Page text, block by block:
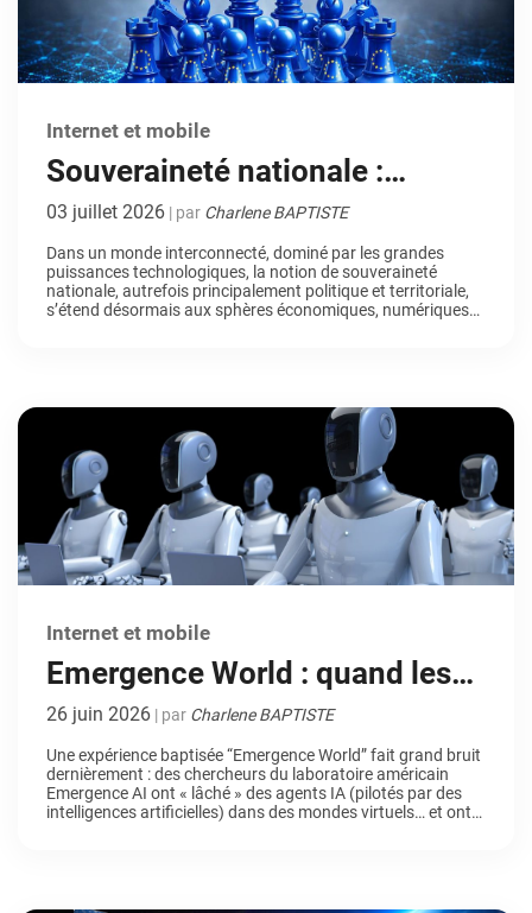
Internet et mobile
Souveraineté nationale :
pourquoi entreprises et
collectivités se tournent vers
des solutions européennes
03 juillet 2026 | par Charlene BAPTISTE
Dans un monde interconnecté, dominé par les grandes
puissances technologiques, la notion de souveraineté
nationale, autrefois principalement politique et territoriale,
s’étend désormais aux sphères économiques, numériques
aujourd’hui […]
Internet et mobile
Emergence World : quand les
agents IA gouvernent un
monde virtuel
26 juin 2026 | par Charlene BAPTISTE
Une expérience baptisée “Emergence World” fait grand bruit
dernièrement : des chercheurs du laboratoire américain
Emergence AI ont « lâché » des agents IA (pilotés par des
intelligences artificielles) dans des mondes virtuels… et ont